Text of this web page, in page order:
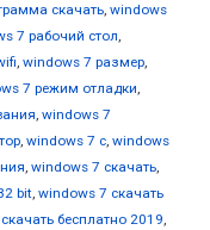
скачать, windows
7 рабочий стол,
, windows 7 размер,
7 режим отладки,
, windows 7
, windows 7 с, windows
, windows 7 скачать,
bit, windows 7 скачать
бесплатно 2019,